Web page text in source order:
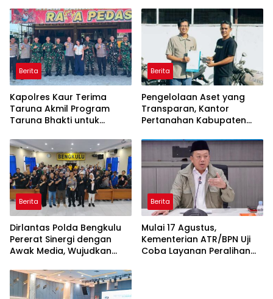
Berita
Kapolres Kaur Terima
Taruna Akmil Program
Taruna Bhakti untuk
Rakyat Kabupaten Kaur
Berita
Pengelolaan Aset yang
Transparan, Kantor
Pertanahan Kabupaten
kepada Pemenang Lelang
Berita
Dirlantas Polda Bengkulu
Pererat Sinergi dengan
Awak Media, Wujudkan
dan Berkualitas
Berita
Mulai 17 Agustus,
Kementerian ATR/BPN Uji
Coba Layanan Peralihan